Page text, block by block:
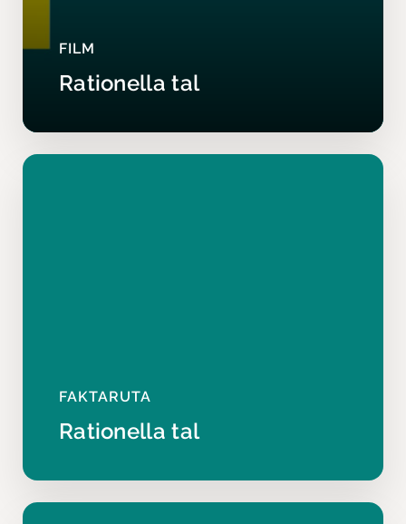
FILM
Rationella tal
FAKTARUTA
Rationella tal